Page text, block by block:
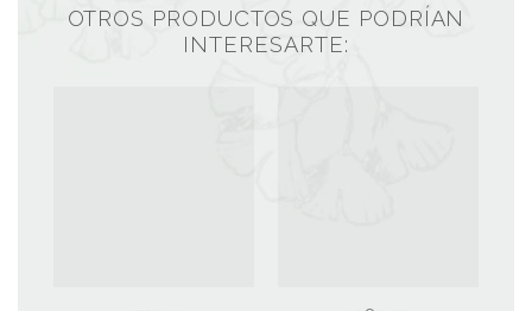
OTROS PRODUCTOS QUE PODRÍAN
INTERESARTE: